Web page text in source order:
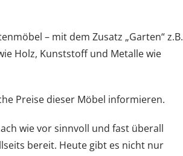
– mit dem Zusatz „Garten“ z.B.
Holz, Kunststoff und Metalle wie
Preise dieser Möbel informieren.
wie vor sinnvoll und fast überall
bereit. Heute gibt es nicht nur